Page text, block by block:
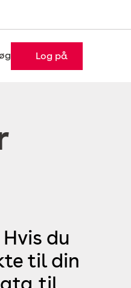
Log på
du
til din